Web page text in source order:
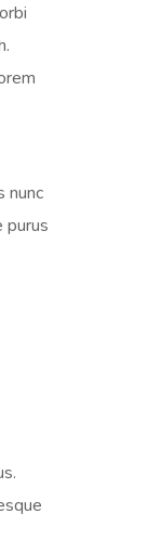
nunc
purus